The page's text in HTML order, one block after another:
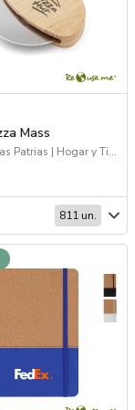
Mass
2026 Fiestas Patrias | Hogar y Tiempo Libre | Sustentables
811 un.